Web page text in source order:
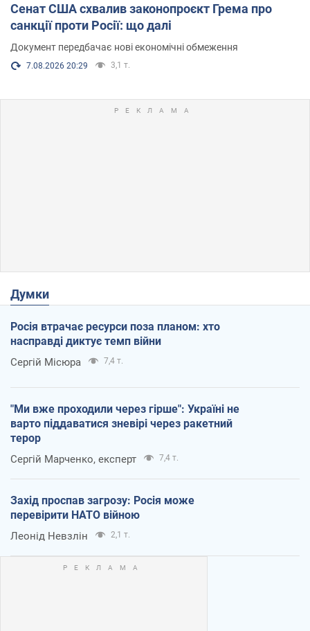
Сенат США схвалив законопроєкт Грема про
санкції проти Росії: що далі
Документ передбачає нові економічні обмеження
7.08.2026 20:29 3,1 т.
Думки
Росія втрачає ресурси поза планом: хто
насправді диктує темп війни
Сергій Місюра 7,4 т.
"Ми вже проходили через гірше": Україні не
варто піддаватися зневірі через ракетний
терор
Сергій Марченко, експерт 7,4 т.
Захід проспав загрозу: Росія може
перевірити НАТО війною
Леонід Невзлін 2,1 т.